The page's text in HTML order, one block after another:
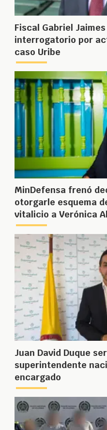
Fiscal Gabriel
interrogatorio por
caso Uribe
MinDefensa frenó
otorgarle esquema
vitalicio a Verónica
Juan David Duque
superintendente
encargado